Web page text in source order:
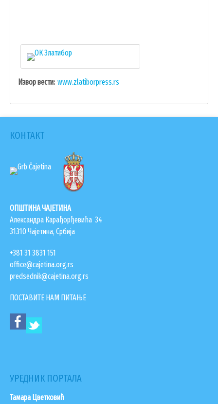
УСЛУГЕ
ВОДИЧ КРОЗ ЛОКАЛНУ УПРАВУ
ПИСАРНИЦА
ВИРТУЕЛНИ МАТИЧАР
КОНКУРСИ, ПОЗИВИ, ОБАВЕШТЕЊА
ПОДНОШЕЊЕ ЗАХТЕВА УРБАНИЗАМ
ГИС ЧАЈЕТИНА
ПОСТАВИТЕ НАМ ПИТАЊЕ
КОНТАКТИ
ЗАПОСЛЕНИ У ОПШТИНСКОЈ УПРАВИ
Извор вести www.zlatiborpress.rs
КОНТАКТ
ОПШТИНА ЧАЈЕТИНА
Александра Карађорђевића 34
31310 Чајетина, Србија
+381 31 3831 151
office@cajetina.org.rs
predsednik@cajetina.org.rs
ПОСТАВИТЕ НАМ ПИТАЊЕ
УРЕДНИК ПОРТАЛА
Тамара Цветковић